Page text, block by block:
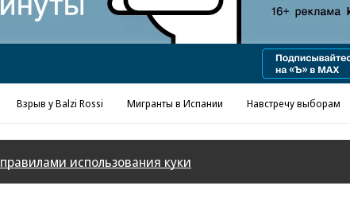
Взрыв у Balzi Rossi Мигранты в Испании Навстречу выборам
правилами использования куки